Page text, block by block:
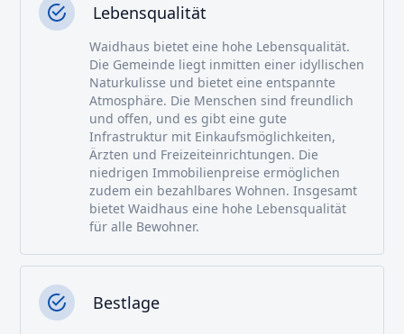
Lebensqualität
Waidhaus bietet eine hohe Lebensqualität.
Die Gemeinde liegt inmitten einer idyllischen
Naturkulisse und bietet eine entspannte
Atmosphäre. Die Menschen sind freundlich
und offen, und es gibt eine gute
Infrastruktur mit Einkaufsmöglichkeiten,
Ärzten und Freizeiteinrichtungen. Die
niedrigen Immobilienpreise ermöglichen
zudem ein bezahlbares Wohnen. Insgesamt
bietet Waidhaus eine hohe Lebensqualität
für alle Bewohner.
Bestlage